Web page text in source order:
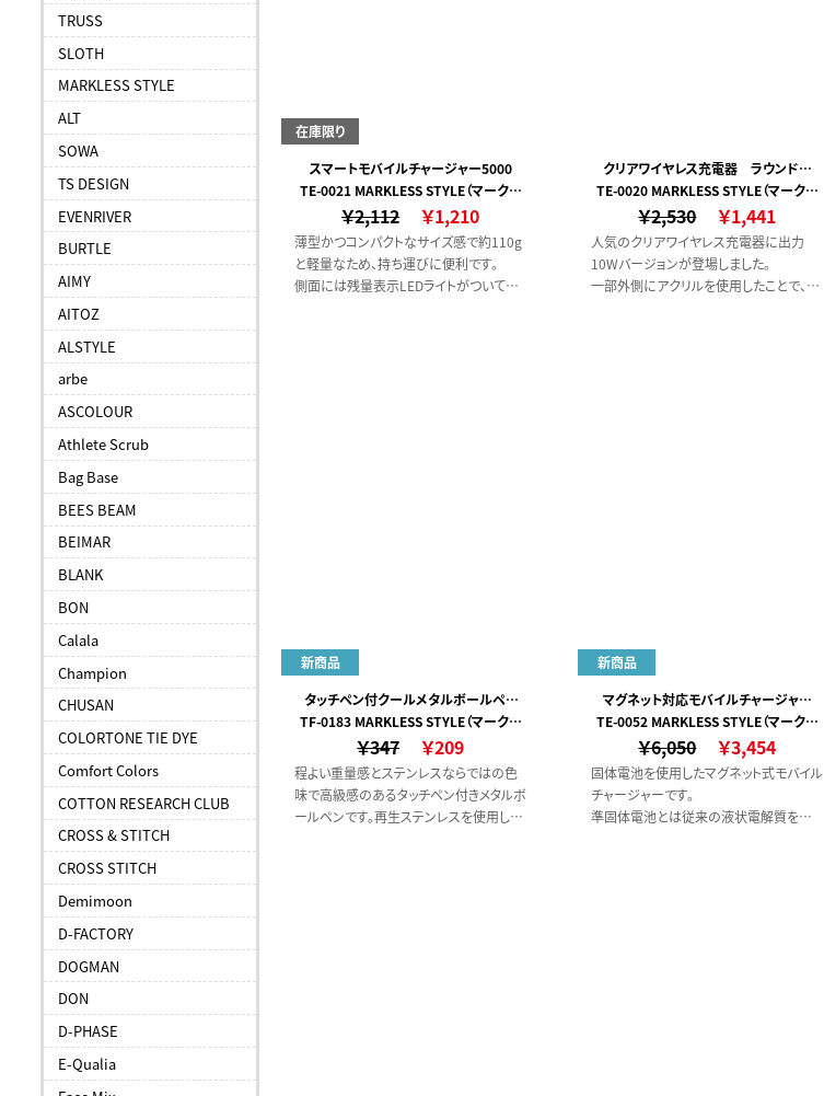
TRUSS
SLOTH
MARKLESS STYLE
ALT
SOWA
TS DESIGN
EVENRIVER
BURTLE
AIMY
AITOZ
ALSTYLE
arbe
ASCOLOUR
Athlete Scrub
Bag Base
BEES BEAM
BEIMAR
BLANK
BON
Calala
Champion
CHUSAN
COLORTONE TIE DYE
Comfort Colors
COTTON RESEARCH CLUB
CROSS & STITCH
CROSS STITCH
Demimoon
D-FACTORY
DOGMAN
DON
D-PHASE
E-Qualia
在庫限り
スマートモバイルチャージャー5000
TE-0021 MARKLESS STYLE（マークレ
ススタイル）
￥2,112 ￥1,210
薄型かつコンパクトなサイズ感で約110g
と軽量なため、持ち運びに便利です。
側面には残量表示LEDライトがついてお
クリアワイヤレス充電器 ラウンド
10W
TE-0020 MARKLESS STYLE（マークレ
ススタイル）
￥2,530 ￥1,441
人気のクリアワイヤレス充電器に出力
10Wバージョンが登場しました。
一部外側にアクリルを使用したことで、光
新商品
タッチペン付クールメタルボールペン
（再生ステンレス）
TF-0183 MARKLESS STYLE（マークレ
ススタイル）
￥347 ￥209
程よい重量感とステンレスならではの色
味で高級感のあるタッチペン付きメタルボ
ールペンです。再生ステンレスを使用した
新商品
マグネット対応モバイルチャージャー
5000（凖固体使用）
TE-0052 MARKLESS STYLE（マークレ
ススタイル）
￥6,050 ￥3,454
固体電池を使用したマグネット式モバイル
チャージャーです。
準固体電池とは従来の液状電解質をゲ